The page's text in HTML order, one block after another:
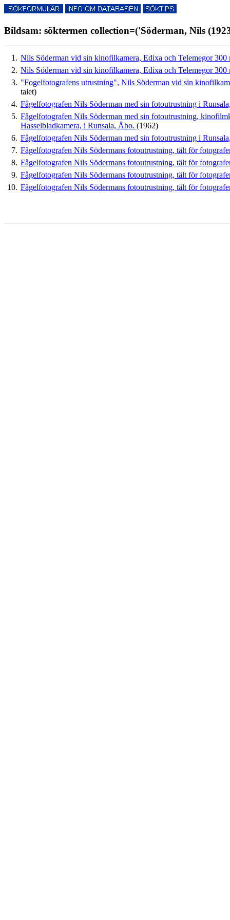
Bildsam: söktermen collection=('Söderman, Nils
1. Nils Söderman vid sin kinofilkamera, Edixa och Telemegor
2. Nils Söderman vid sin kinofilkamera, Edixa och Telemegor
3. "Fogelfotografens utrustning", Nils Söderman vid sin
talet)
4. Fågelfotografen Nils Söderman med sin fotoutrustning i
5. Fågelfotografen Nils Söderman med sin fotoutrustning,
Hasselbladkamera, i Runsala, Åbo. (1962)
6. Fågelfotografen Nils Söderman med sin fotoutrustning i
7. Fågelfotografen Nils Södermans fotoutrustning, tält för
8. Fågelfotografen Nils Södermans fotoutrustning, tält för
9. Fågelfotografen Nils Södermans fotoutrustning, tält för
10. Fågelfotografen Nils Södermans fotoutrustning, tält för